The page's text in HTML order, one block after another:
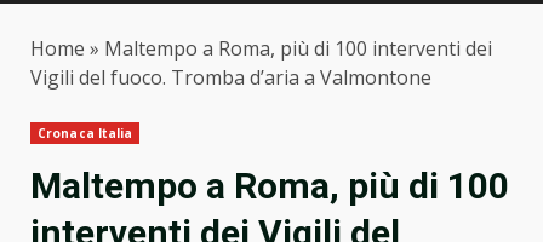
Home » Maltempo a Roma, più di 100 interventi dei
Vigili del fuoco. Tromba d’aria a Valmontone
Cronaca Italia
Maltempo a Roma, più di 100
interventi dei Vigili del